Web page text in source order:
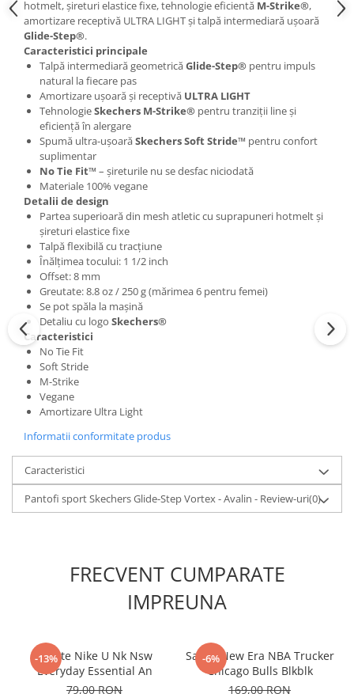
hotmelt, șireturi elastice fixe, tehnologie eficientă M-Strike®,
amortizare receptivă ULTRA LIGHT și talpă intermediară ușoară
Glide-Step®.
Caracteristici principale
Talpă intermediară geometricăGlide-Step® pentru impuls
natural la fiecare pas
Amortizare ușoară și receptivă ULTRA LIGHT
TehnologieSkechers M-Strike® pentru tranziții line și
eficiență în alergare
Spumă ultra-ușoarăSkechers Soft Stride™ pentru confort
suplimentar
No Tie Fit™ – șireturile nu se desfac niciodată
Materiale 100% vegane
Detalii de design
Partea superioară din mesh atletic cu suprapuneri hotmelt și
șireturi elastice fixe
Talpă flexibilă cu tracțiune
Înălțimea tocului: 1 1/2 inch
Offset: 8 mm
Greutate: 8.8 oz / 250 g (mărimea 6 pentru femei)
Se pot spăla la mașină
Detaliu cu logo Skechers®
Caracteristici
No Tie Fit
Soft Stride
M-Strike
Vegane
Amortizare Ultra Light
Informatii conformitate produs
Caracteristici
Pantofi sport Skechers Glide-Step Vortex - Avalin - Review-uri(0)
FRECVENT CUMPARATE
IMPREUNA
-13%
Sosete Nike U Nk Nsw
Everyday Essential An
79,00 RON
-6%
Sapca New Era NBA Trucker
Chicago Bulls Blkblk
169,00 RON